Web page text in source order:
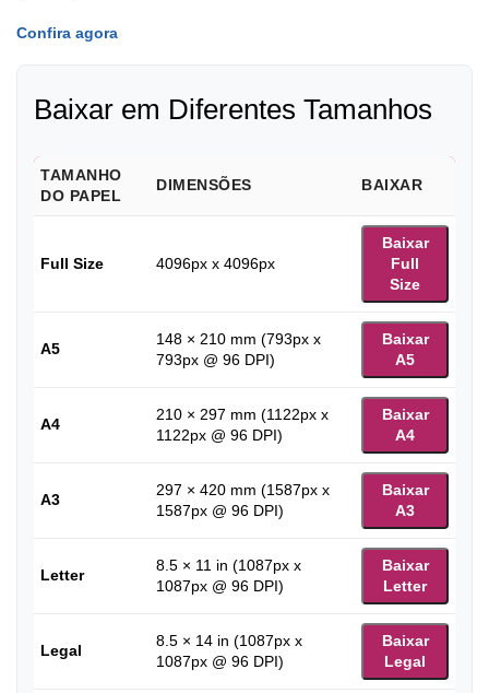
Confira agora
Baixar em Diferentes Tamanhos
TAMANHO
DO PAPEL
DIMENSÕES BAIXAR
Full Size 4096px x 4096px
Baixar
Full
Size
A5
148 × 210 mm (793px x
793px @ 96 DPI)
Baixar
A5
A4
210 × 297 mm (1122px x
1122px @ 96 DPI)
Baixar
A4
A3
297 × 420 mm (1587px x
1587px @ 96 DPI)
Baixar
A3
Letter
8.5 × 11 in (1087px x
1087px @ 96 DPI)
Baixar
Letter
Legal
8.5 × 14 in (1087px x
1087px @ 96 DPI)
Baixar
Legal